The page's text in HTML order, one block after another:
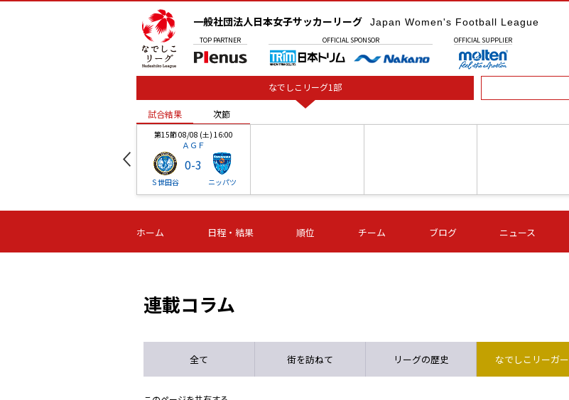
一般社団法人日本女子サッカーリーグ Japan Women's Football League
TOP PARTNER OFFICIAL SPONSOR OFFICIAL SUPPLIER
なでしこリーグ1部
試合結果 次節
第15節 08/08 (土) 16:00
ＡＧＦ
Ｓ世田谷
0-3
ニッパツ
-
第16節 09/05 (土) 15:00
ニッパツ
-
第16節 09/05 (土) 15:00
石人の星
-
第16節 09/05 (土) 16:00
ＡＧＦ
-
いちご
-
試合結果 次節
ホーム 日程・結果 順位 チーム ブログ ニュース
連載コラム
全て 街を訪ねて リーグの歴史 なでしこリーガー